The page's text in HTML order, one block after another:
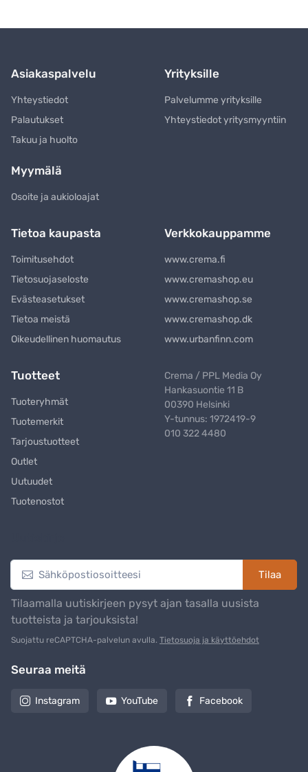
Asiakaspalvelu
Yhteystiedot
Palautukset
Takuu ja huolto
Yrityksille
Palvelumme yrityksille
Yhteystiedot yritysmyyntiin
Myymälä
Osoite ja aukioloajat
Tietoa kaupasta
Toimitusehdot
Tietosuojaseloste
Evästeasetukset
Tietoa meistä
Oikeudellinen huomautus
Verkkokauppamme
www.crema.fi
www.cremashop.eu
www.cremashop.se
www.cremashop.dk
www.urbanfinn.com
Tuotteet
Tuoteryhmät
Tuotemerkit
Tarjoustuotteet
Outlet
Uutuudet
Tuotenostot
Crema / PPL Media Oy
Hankasuontie 11 B
00390 Helsinki
Y-tunnus: 1972419-9
010 322 4480
Tilaa
Tilaamalla uutiskirjeen pysyt ajan tasalla uusista
tuotteista ja tarjouksista!
Suojattu reCAPTCHA-palvelun avulla. Tietosuoja ja käyttöehdot
Seuraa meitä
Instagram YouTube Facebook